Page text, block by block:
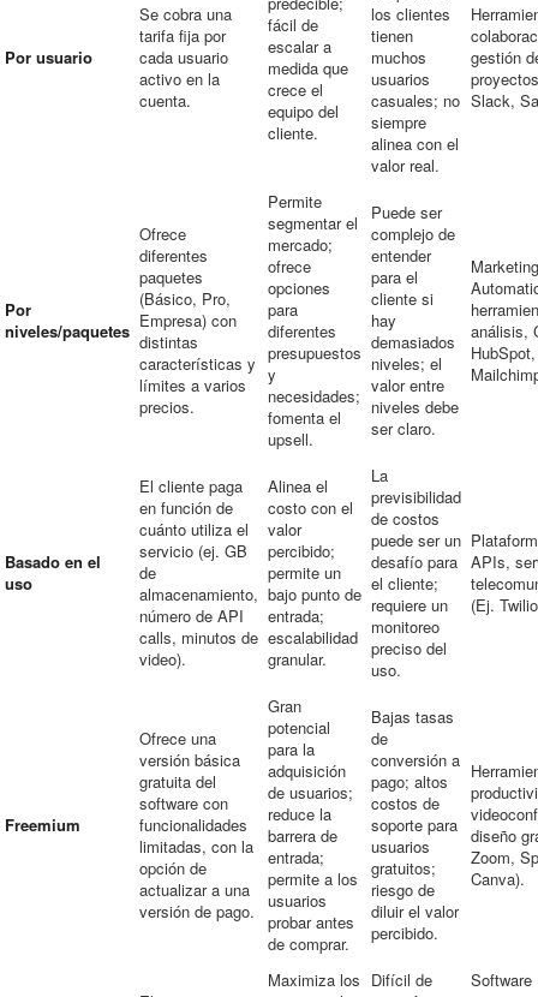
Por usuario
Se cobra una
tarifa fija por
cada usuario
activo en la
cuenta.
fácil de
escalar a
medida que
crece el
equipo del
cliente.
los clientes
tienen
muchos
usuarios
casuales; no
siempre
alinea con el
valor real.
gestión
Slack,
Por
niveles/paquetes
Ofrece
diferentes
paquetes
(Básico, Pro,
Empresa) con
distintas
características y
límites a varios
precios.
Permite
segmentar el
mercado;
ofrece
opciones
para
diferentes
presupuestos
y
necesidades;
fomenta el
upsell.
Puede ser
complejo de
entender
para el
cliente si
hay
demasiados
niveles; el
valor entre
niveles debe
ser claro.
Marketing
análisis,
HubSpot,
Basado en el
uso
El cliente paga
en función de
cuánto utiliza el
servicio (ej. GB
de
almacenamiento,
número de API
calls, minutos de
video).
Alinea el
costo con el
valor
percibido;
permite un
bajo punto de
entrada;
escalabilidad
granular.
La
previsibilidad
de costos
puede ser un
desafío para
el cliente;
requiere un
monitoreo
preciso del
uso.
APIs,
(Ej.
Freemium
Ofrece una
versión básica
gratuita del
software con
funcionalidades
limitadas, con la
opción de
actualizar a una
versión de pago.
Gran
potencial
para la
adquisición
de usuarios;
reduce la
barrera de
entrada;
permite a los
usuarios
probar antes
de comprar.
Bajas tasas
de
conversión a
pago; altos
costos de
soporte para
usuarios
gratuitos;
riesgo de
diluir el valor
percibido.
diseño
Zoom,
Canva).
Maximiza los Difícil de
Software